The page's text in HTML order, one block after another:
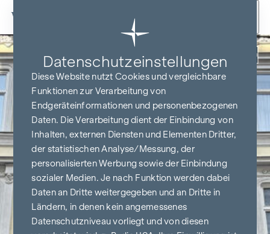
Zum Inhalt springen
Zurück
Datenschutz­einstellungen
Diese Website nutzt Cookies und vergleichbare
Funktionen zur Verarbeitung von
Endgeräteinformationen und personenbezogenen
Daten. Die Verarbeitung dient der Einbindung von
Inhalten, externen Diensten und Elementen Dritter,
der statistischen Analyse/Messung, der
personalisierten Werbung sowie der Einbindung
sozialer Medien. Je nach Funktion werden dabei
Daten an Dritte weitergegeben und an Dritte in
Ländern, in denen kein angemessenes
Datenschutzniveau vorliegt und von diesen